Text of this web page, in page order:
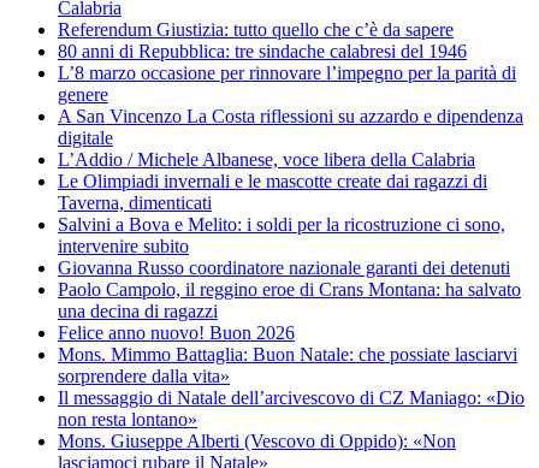
Calabria
Referendum Giustizia: tutto quello che c’è da sapere
80 anni di Repubblica: tre sindache calabresi del 1946
L’8 marzo occasione per rinnovare l’impegno per la parità di
genere
A San Vincenzo La Costa riflessioni su azzardo e dipendenza
digitale
L’Addio / Michele Albanese, voce libera della Calabria
Le Olimpiadi invernali e le mascotte create dai ragazzi di
Taverna, dimenticati
Salvini a Bova e Melito: i soldi per la ricostruzione ci sono,
intervenire subito
Giovanna Russo coordinatore nazionale garanti dei detenuti
Paolo Campolo, il reggino eroe di Crans Montana: ha salvato
una decina di ragazzi
Felice anno nuovo! Buon 2026
Mons. Mimmo Battaglia: Buon Natale: che possiate lasciarvi
sorprendere dalla vita»
Il messaggio di Natale dell’arcivescovo di CZ Maniago: «Dio
non resta lontano»
Mons. Giuseppe Alberti (Vescovo di Oppido): «Non
lasciamoci rubare il Natale»